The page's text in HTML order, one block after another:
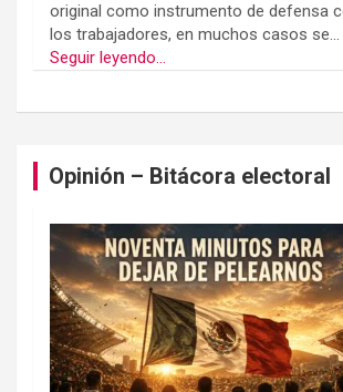
original como instrumento de defensa
los trabajadores, en muchos casos se...
Seguir leyendo...
Opinión – Bitácora electoral